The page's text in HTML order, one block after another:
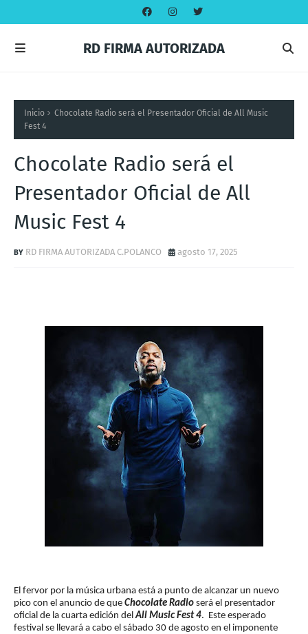
RD FIRMA AUTORIZADA
Inicio
Chocolate Radio será el Presentador Oficial de All Music
Fest 4
Chocolate Radio será el
Presentador Oficial de All
Music Fest 4
RD FIRMA AUTORIZADA C.POLANCO agosto 17, 2025
El fervor por la música urbana está a punto de alcanzar un nuevo
pico con el anuncio de que Chocolate Radio será el presentador
oficial de la cuarta edición delAll Music Fest 4. Este esperado
festival se llevará a cabo el sábado 30 de agosto en el imponente